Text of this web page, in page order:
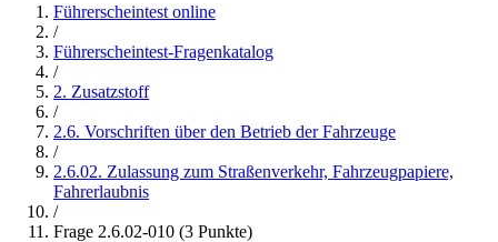
Führerscheintest online
/
Führerscheintest-Fragenkatalog
/
2. Zusatzstoff
/
2.6. Vorschriften über den Betrieb der Fahrzeuge
/
2.6.02. Zulassung zum Straßenverkehr, Fahrzeugpapiere,
Fahrerlaubnis
/
Frage 2.6.02-010 (3 Punkte)